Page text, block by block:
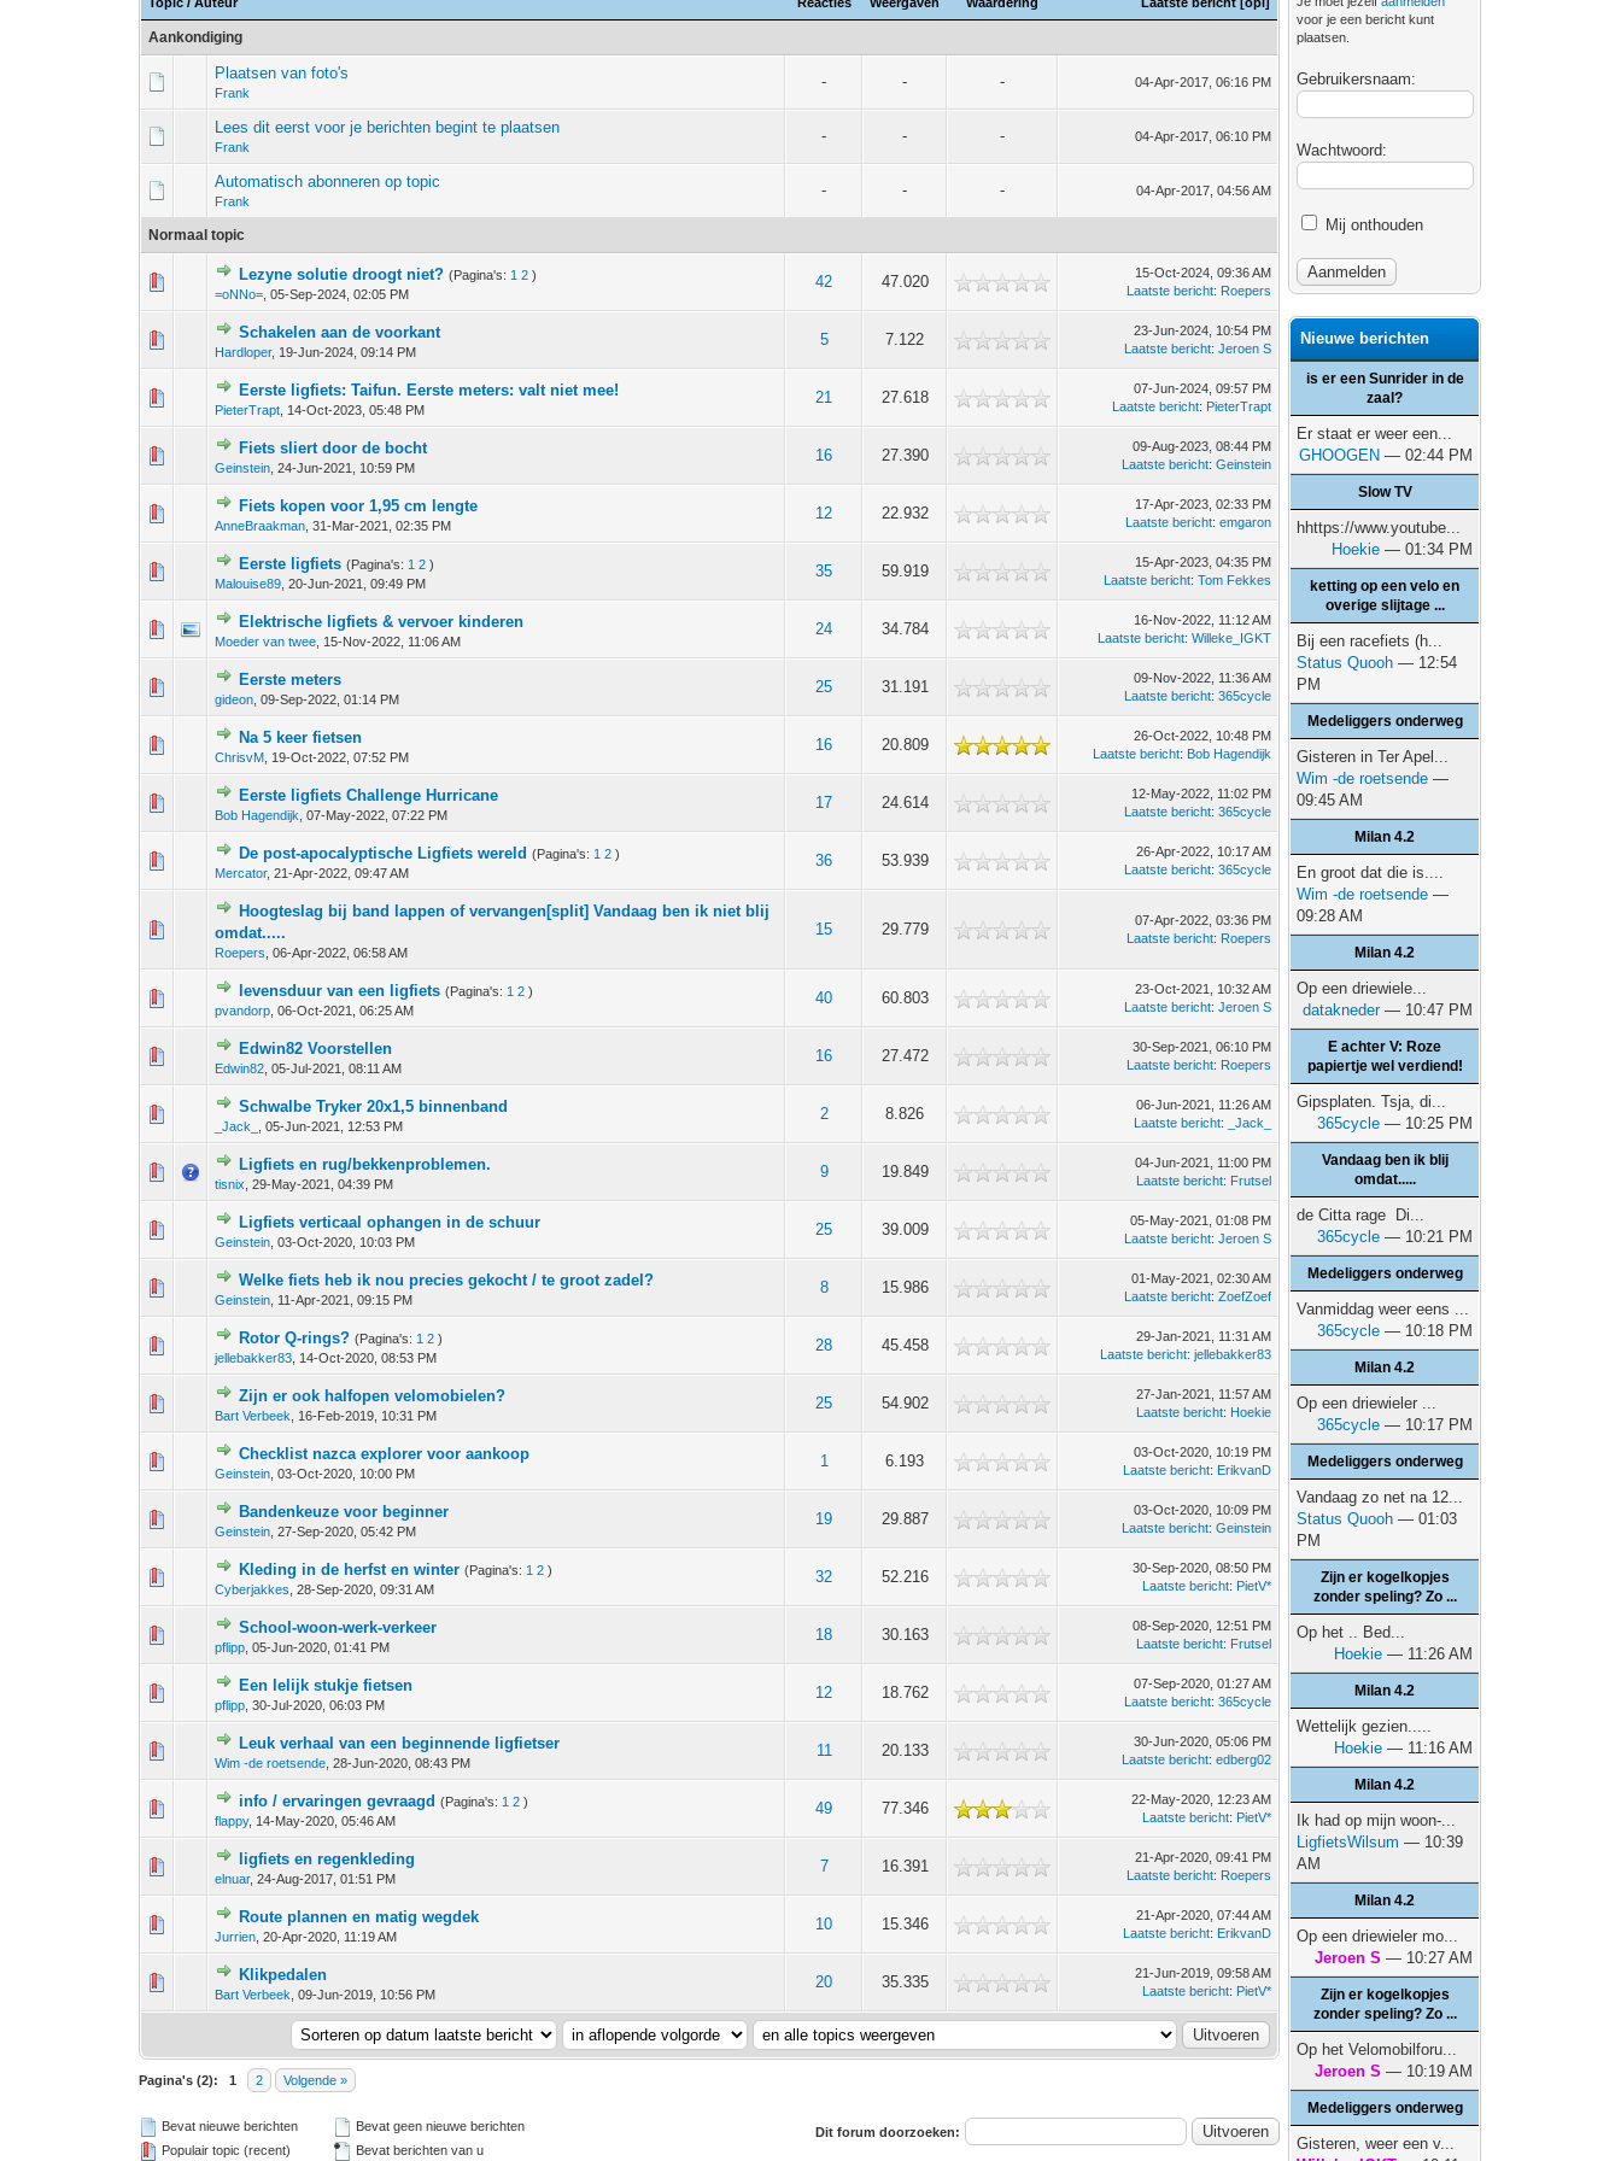
Aankondiging
Plaatsen van foto's
Frank
- - - 04-Apr-2017, 06:16 PM
Lees dit eerst voor je berichten begint te plaatsen
Frank
- - - 04-Apr-2017, 06:10 PM
Automatisch abonneren op topic
Frank
- - - 04-Apr-2017, 04:56 AM
Normaal topic
Lezyne solutie droogt niet? (Pagina's: 1 2 )
=oNNo= ,05-Sep-2024, 02:05 PM
42 47.020
0 stem - 0 van 5 gemiddeld
12345
15-Oct-2024, 09:36 AM
Laatste bericht: Roepers
Schakelen aan de voorkant
Hardloper, 19-Jun-2024, 09:14 PM
5 7.122
0 stem - 0 van 5 gemiddeld
12 345
23-Jun-2024, 10:54 PM
Laatste bericht:Jeroen S
Eerste ligfiets: Taifun. Eerste meters: valt niet mee!
PieterTrapt 14-Oct-2023, 05:48 PM
21 27.618
0 stem - 0 van 5 gemiddeld
12345
07-Jun-2024, 09:57 PM
Laatste bericht: PieterTrapt
Fiets sliert door de bocht
Geinstein ,24-Jun-2021, 10:59 PM
16 27.390
0 stem - 0 van 5 gemiddeld
123 45
09-Aug-2023, 08:44 PM
Laatste bericht:Geinstein
Fiets kopen voor 1,95 cm lengte
AnneBraakman ,31-Mar-2021, 02:35 PM
12 22.932
0 stem - 0 van 5 gemiddeld
1 2345
17-Apr-2023, 02:33 PM
Laatste bericht:emgaron
Eerste ligfiets (Pagina's: 1 2 )
Malouise89 ,20-Jun-2021, 09:49 PM
35 59.919
0 stem - 0 van 5 gemiddeld
12345
15-Apr-2023, 04:35 PM
Laatste bericht:Tom Fekkes
Elektrische ligfiets & vervoer kinderen
Moeder van twee 15-Nov-2022, 11:06 AM
24 34.784
0 stem - 0 van 5 gemiddeld
1234 5
16-Nov-2022, 11:12 AM
Laatste bericht:Willeke_IGKT
Eerste meters
gideon ,09-Sep-2022, 01:14 PM
25 31.191
0 stem - 0 van 5 gemiddeld
09-Nov-2022, 11:36 AM
Laatste bericht:365cycle
Na 5 keer fietsen
ChrisvM 19-Oct-2022, 07:52 PM
16 20.809
1 stem - 5 van 5 gemiddeld
1
26-Oct-2022, 10:48 PM
Laatste bericht: Bob Hagendijk
Eerste ligfiets Challenge Hurricane
Bob Hagendijk ,07-May-2022, 07:22 PM
17 24.614
0 stem - 0 van 5 gemiddeld
12345
12-May-2022, 11:02 PM
Laatste bericht:365cycle
De post-apocalyptische Ligfiets wereld (Pagina's: 1 2 )
Mercator,21-Apr-2022, 09:47 AM
36 53.939
0 stem - 0 van 5 gemiddeld
12345
26-Apr-2022, 10:17 AM
Laatste bericht:365cycle
Hoogteslag bij band lappen of vervangen[split] Vandaag ben ik niet blij
omdat.....
Roepers ,06-Apr-2022, 06:58 AM
15 29.779
0 stem - 0 van 5 gemiddeld
07-Apr-2022, 03:36 PM
Laatste bericht: Roepers
levensduur van een ligfiets (Pagina's: 1 2 )
pvandorp ,06-Oct-2021, 06:25 AM
40 60.803
0 stem - 0 van 5 gemiddeld
123 45
23-Oct-2021, 10:32 AM
Laatste bericht:Jeroen S
Edwin82 Voorstellen
Edwin82 ,05-Jul-2021, 08:11 AM
16 27.472
0 stem - 0 van 5 gemiddeld
1234
30-Sep-2021, 06:10 PM
Laatste bericht: Roepers
Schwalbe Tryker 20x1,5 binnenband
_Jack_ ,05-Jun-2021, 12:53 PM
2 8.826
0 stem - 0 van 5 gemiddeld
1 2345
06-Jun-2021, 11:26 AM
Laatste bericht: _Jack_
Ligfiets en rug/bekkenproblemen.
tisnix ,29-May-2021, 04:39 PM
9 19.849
0 stem - 0 van 5 gemiddeld
12345
04-Jun-2021, 11:00 PM
Laatste bericht: Frutsel
Ligfiets verticaal ophangen in de schuur
Geinstein ,03-Oct-2020, 10:03 PM
25 39.009
0 stem - 0 van 5 gemiddeld
1 2345
05-May-2021, 01:08 PM
Laatste bericht:Jeroen S
Welke fiets heb ik nou precies gekocht / te groot zadel?
Geinstein 11-Apr-2021, 09:15 PM
8 15.986
0 stem - 0 van 5 gemiddeld
12 345
01-May-2021, 02:30 AM
Laatste bericht:ZoefZoef
Rotor Q-rings? (Pagina's: 1 2 )
jellebakker83 14-Oct-2020, 08:53 PM
28 45.458
0 stem - 0 van 5 gemiddeld
12345
29-Jan-2021, 11:31 AM
Laatste bericht:jellebakker83
Zijn er ook halfopen velomobielen?
Bart Verbeek 16-Feb-2019, 10:31 PM
25 54.902
0 stem - 0 van 5 gemiddeld
1234 5
27-Jan-2021, 11:57 AM
Laatste bericht: Hoekie
Checklist nazca explorer voor aankoop
Geinstein ,03-Oct-2020, 10:00 PM
1 6.193
0 stem - 0 van 5 gemiddeld
12345
03-Oct-2020, 10:19 PM
Laatste bericht: ErikvanD
Bandenkeuze voor beginner
Geinstein ,27-Sep-2020, 05:42 PM
19 29.887
0 stem - 0 van 5 gemiddeld
12 345
03-Oct-2020, 10:09 PM
Laatste bericht:Geinstein
Kleding in de herfst en winter (Pagina's: 1 2 )
Cyberjakkes ,28-Sep-2020, 09:31 AM
32 52.216
0 stem - 0 van 5 gemiddeld
1 2345
30-Sep-2020, 08:50 PM
Laatste bericht: PietV*
School-woon-werk-verkeer
pflipp ,05-Jun-2020, 01:41 PM
18 30.163
0 stem - 0 van 5 gemiddeld
12345
08-Sep-2020, 12:51 PM
Laatste bericht: Frutsel
Een lelijk stukje fietsen
pflipp ,30-Jul-2020, 06:03 PM
12 18.762
0 stem - 0 van 5 gemiddeld
12345
07-Sep-2020, 01:27 AM
Laatste bericht:365cycle
Leuk verhaal van een beginnende ligfietser
Wim -de roetsende ,28-Jun-2020, 08:43 PM
11 20.133
0 stem - 0 van 5 gemiddeld
1 2345
30-Jun-2020, 05:06 PM
Laatste bericht:edberg02
info / ervaringen gevraagd (Pagina's: 1 2 )
flappy, 14-May-2020, 05:46 AM
49 77.346
1 stem - 3 van 5 gemiddeld
1 2345
22-May-2020, 12:23 AM
Laatste bericht: PietV*
ligfiets en regenkleding
elnuar,24-Aug-2017, 01:51 PM
7 16.391
0 stem - 0 van 5 gemiddeld
12345
21-Apr-2020, 09:41 PM
Laatste bericht: Roepers
Route plannen en matig wegdek
Jurrien ,20-Apr-2020, 11:19 AM
10 15.346
0 stem - 0 van 5 gemiddeld
12 345
21-Apr-2020, 07:44 AM
Laatste bericht: ErikvanD
Klikpedalen
Bart Verbeek ,09-Jun-2019, 10:56 PM
20 35.335
0 stem - 0 van 5 gemiddeld
21-Jun-2019, 09:58 AM
Laatste bericht: PietV*
Pagina's (2): 1 2 Volgende »
Bevat nieuwe berichten
Populair topic (recent)
Bevat geen nieuwe berichten
Bevat berichten van u
Dit forum doorzoeken:
voor je een bericht kunt
plaatsen.
Gebruikersnaam:
Wachtwoord:
Mij onthouden
Nieuwe berichten
is er een Sunrider in de
zaal?
Er staat er weer een...
GHOOGEN — 02:44 PM
Slow TV
hhttps://www.youtube...
Hoekie — 01:34 PM
ketting op een velo en
overige slijtage ...
Bij een racefiets (h...
Status Quooh — 12:54
PM
Medeliggers onderweg
Gisteren in Ter Apel...
Wim -de roetsende —
09:45 AM
Milan 4.2
En groot dat die is....
Wim -de roetsende —
09:28 AM
Milan 4.2
Op een driewiele...
datakneder— 10:47 PM
E achter V: Roze
papiertje wel verdiend!
Gipsplaten. Tsja, di...
365cycle — 10:25 PM
Vandaag ben ik blij
omdat.....
de Citta rage Di...
365cycle — 10:21 PM
Medeliggers onderweg
Vanmiddag weer eens ...
365cycle — 10:18 PM
Milan 4.2
Op een driewieler ...
365cycle — 10:17 PM
Medeliggers onderweg
Vandaag zo net na 12...
Status Quooh — 01:03
PM
Zijn er kogelkopjes
zonder speling? Zo ...
Op het .. Bed...
Hoekie — 11:26 AM
Milan 4.2
Wettelijk gezien.....
Hoekie — 11:16 AM
Milan 4.2
Ik had op mijn woon-...
LigfietsWilsum — 10:39
AM
Milan 4.2
Op een driewieler mo...
Jeroen S — 10:27 AM
Zijn er kogelkopjes
zonder speling? Zo ...
Op het Velomobilforu...
Jeroen S — 10:19 AM
Medeliggers onderweg
Gisteren, weer een v...